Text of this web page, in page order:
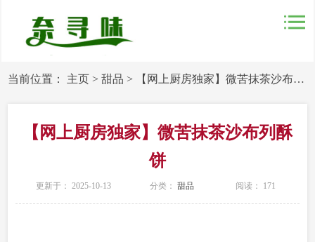
当前位置： 主页 >甜品 > 【网上厨房独家】微苦抹茶沙布列酥饼
【网上厨房独家】微苦抹茶沙布列酥
饼
更新于： 2025-10-13 分类： 甜品 阅读： 171